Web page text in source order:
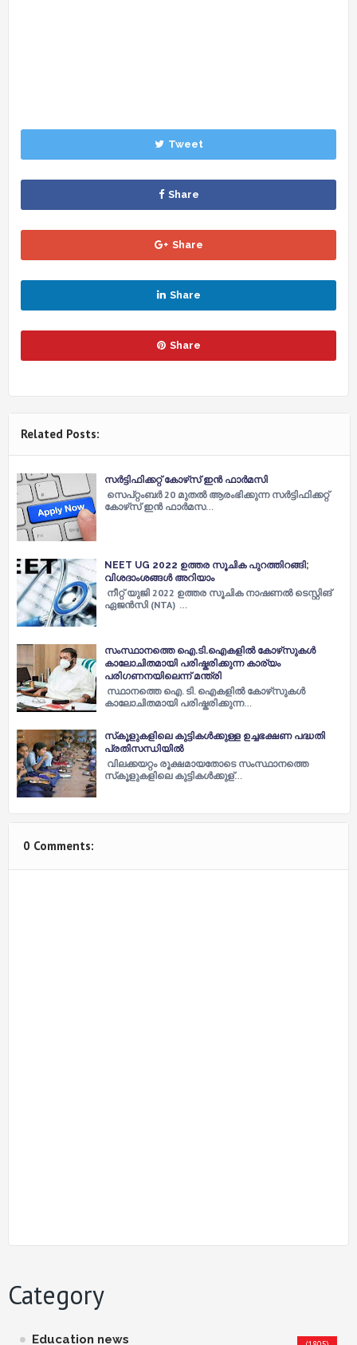
Tweet
Share
Share
Share
Share
Related Posts:
സർട്ടിഫിക്കറ്റ് കോഴ്‌സ് ഇൻ ഫാർമസി
സെപ്റ്റംബർ 20 മുതൽ ആരംഭിക്കുന്ന സർട്ടിഫിക്കറ്റ്
കോഴ്‌സ് ഇൻ ഫാർമസ…
NEET UG 2022 ഉത്തര സൂചിക പുറത്തിറങ്ങി;
വിശദാംശങ്ങൾ അറിയാം
നീറ്റ് യുജി 2022 ഉത്തര സൂചിക നാഷണൽ ടെസ്റ്റിങ്
ഏജൻസി (NTA) …
സംസ്ഥാനത്തെ ഐ.ടി.ഐകളില്‍ കോഴ്‌സുകള്‍
കാലോചിതമായി പരിഷ്കരിക്കുന്ന കാര്യം
പരിഗണനയിലെന്ന് മന്ത്രി
സ്ഥാനത്തെ ഐ. ടി. ഐകളില്‍ കോഴ്‌സുകള്‍
കാലോചിതമായി പരിഷ്കരിക്കുന്ന…
സ്‌കൂളുകളിലെ കുട്ടികൾക്കുള്ള ഉച്ചഭക്ഷണ പദ്ധതി
പ്രതിസന്ധിയിൽ
വിലക്കയറ്റം രൂക്ഷമായതോടെ സംസ്ഥാനത്തെ
സ്‌കൂളുകളിലെ കുട്ടികൾക്കുള്…
0 Comments:
Category
Education news